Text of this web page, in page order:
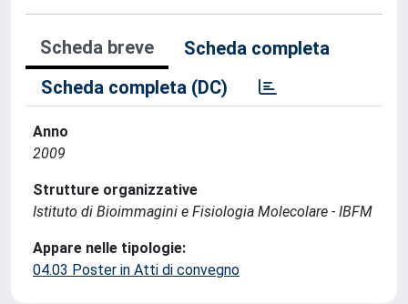
Scheda breve
Scheda completa
Scheda completa (DC)
Anno
2009
Strutture organizzative
Istituto di Bioimmagini e Fisiologia Molecolare - IBFM
Appare nelle tipologie:
04.03 Poster in Atti di convegno